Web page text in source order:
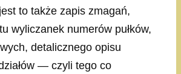
to także zapis zmagań,
wyliczanek numerów pułków,
detalicznego opisu
— czyli tego co